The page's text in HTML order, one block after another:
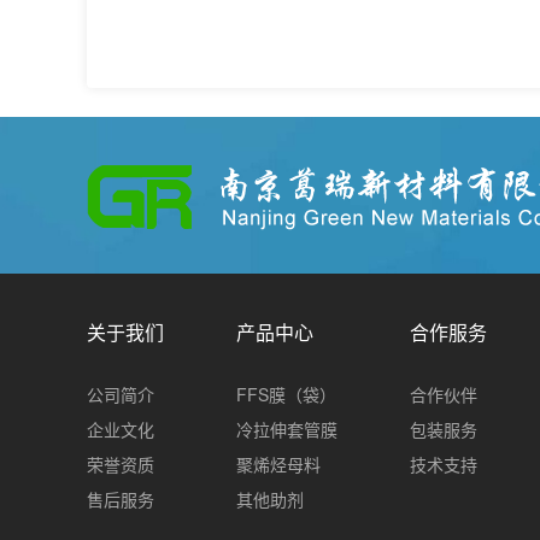
关于我们
公司简介
企业文化
荣誉资质
售后服务
产品中心
FFS膜（袋）
冷拉伸套管膜
聚烯烃母料
其他助剂
合作服务
合作伙伴
包装服务
技术支持